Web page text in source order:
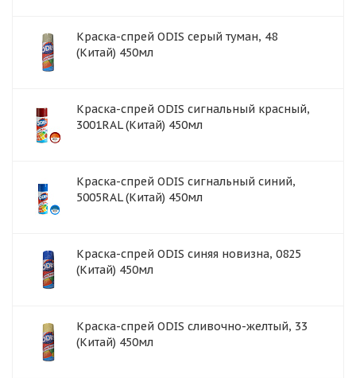
Краска-спрей ODIS серый туман, 48
(Китай) 450мл
Краска-спрей ODIS сигнальный красный,
3001RAL (Китай) 450мл
Краска-спрей ODIS сигнальный синий,
5005RAL (Китай) 450мл
Краска-спрей ODIS синяя новизна, 0825
(Китай) 450мл
Краска-спрей ODIS сливочно-желтый, 33
(Китай) 450мл